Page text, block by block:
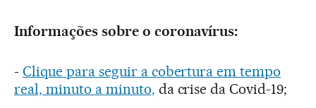
Informações sobre o coronavírus:
- Clique para seguir a cobertura em tempo
real, minuto a minuto, da crise da Covid-19;